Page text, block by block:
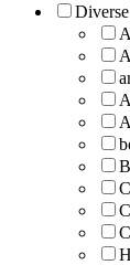
Diverse